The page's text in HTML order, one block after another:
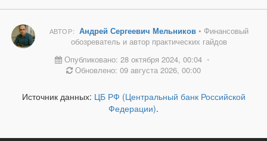
АВТОР: Андрей Сергеевич Мельников• Финансовый
обозреватель и автор практических гайдов
Опубликовано: 28 октября 2024, 00:04 •
Обновлено: 09 августа 2026, 00:00
Источник данных: ЦБ РФ (Центральный банк Российской
Федерации).